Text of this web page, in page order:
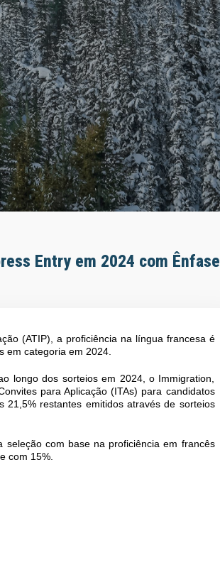
Entry em 2024 com Ênfase
(ATIP), a proficiência na língua francesa é
em categoria em 2024.
longo dos sorteios em 2024, o Immigration,
para Aplicação (ITAs) para candidatos
21,5% restantes emitidos através de sorteios
seleção com base na proficiência em francês
com 15%.